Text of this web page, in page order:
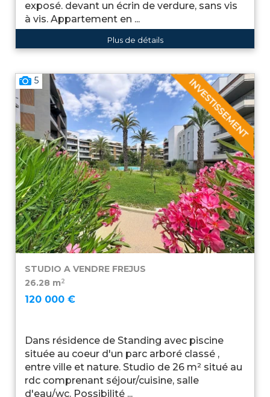
exposé. devant un écrin de verdure, sans vis
à vis. Appartement en ...
Plus de détails
5
STUDIO A VENDRE FREJUS
26.28 m2
120 000 €
Dans résidence de Standing avec piscine
située au coeur d'un parc arboré classé ,
entre ville et nature. Studio de 26 m² situé au
rdc comprenant séjour/cuisine, salle
d'eau/wc. Possibilité ...